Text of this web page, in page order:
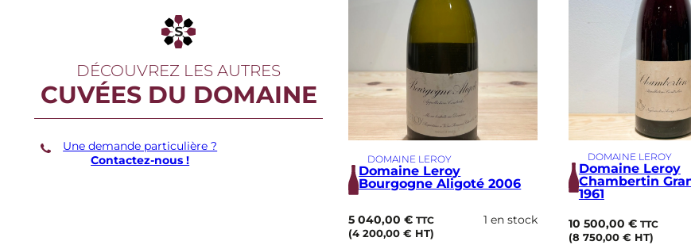
DÉCOUVREZ LES AUTRES
CUVÉES DU DOMAINE
Une demande particulière ?
Contactez-nous !
DOMAINE LEROY
Domaine Leroy
Bourgogne Aligoté 2006
5 040,00€ TTC
(4 200,00€ HT)
1 en stock
DOMAINE LEROY
Domaine Leroy
Chambertin
1961
10 500,00 € TTC
(8 750,00 €HT)